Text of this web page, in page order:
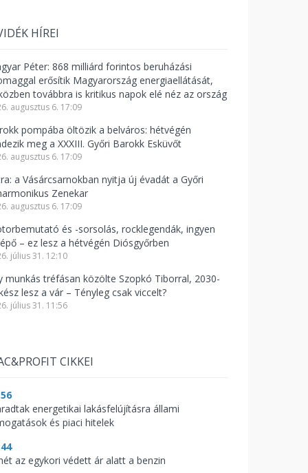
HÍREI
Péter: 868 milliárd forintos beruházási
erősítik Magyarország energiaellátását,
továbbra is kritikus napok elé néz az ország
augusztus 6. 17:09
pompába öltözik a belváros: hétvégén
meg a XXXIII. Győri Barokk Esküvőt
augusztus 6. 17:09
a Vásárcsarnokban nyitja új évadát a Győri
Zenekar
augusztus 6. 17:09
és -sorsolás, rocklegendák, ingyen
– ez lesz a hétvégén Diósgyőrben
július 31. 12:10
munkás tréfásan közölte Szopkó Tiborral, 2030-
lesz a vár – Tényleg csak viccelt?
július 31. 11:56
CIKKEI
energetikai lakásfelújításra állami
és piaci hitelek
az egykori védett ár alatt a benzin